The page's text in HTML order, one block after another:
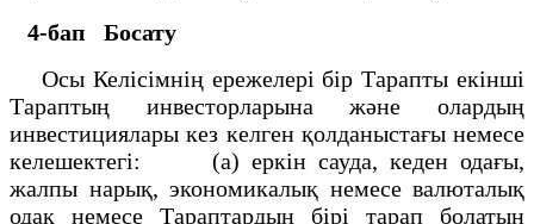
4-бап
Босату
Осы Келісімнің ережелері бір Тарапты екінші
Тараптың инвесторларына және олардың
инвестициялары кез келген қолданыстағы немесе
келешектегі: (а) еркін сауда, кеден одағы,
жалпы нарық, экономикалық немесе валюталық
одақ немесе Тараптардың бірі тарап болатын